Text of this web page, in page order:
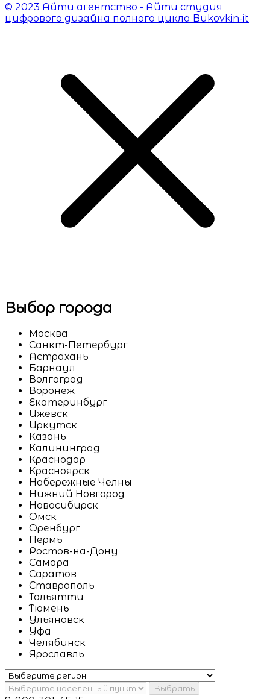
© 2023 Айти агентство - Айти студия
цифрового дизайна полного цикла Bukovkin-it
Выбор города
Москва
Санкт-Петербург
Астрахань
Барнаул
Волгоград
Воронеж
Екатеринбург
Ижевск
Иркутск
Казань
Калининград
Краснодар
Красноярск
Набережные Челны
Нижний Новгород
Новосибирск
Омск
Оренбург
Пермь
Ростов-на-Дону
Самара
Саратов
Ставрополь
Тольятти
Тюмень
Ульяновск
Уфа
Челябинск
Ярославль
Выбрать